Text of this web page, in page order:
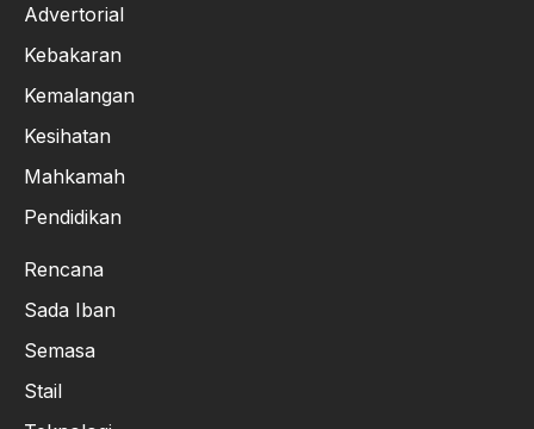
Advertorial
Kebakaran
Kemalangan
Kesihatan
Mahkamah
Pendidikan
Rencana
Sada Iban
Semasa
Stail